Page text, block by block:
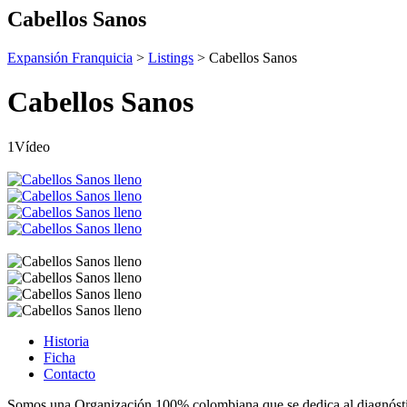
Cabellos Sanos
Expansión Franquicia > Listings > Cabellos Sanos
Cabellos Sanos
1Vídeo
Historia
Ficha
Contacto